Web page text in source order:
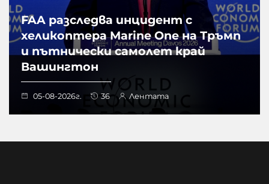
FAA разследва инцидент с
хеликоптера Marine One на Тръмп
и пътнически самолет край
Вашингтон
05-08-2026г. 36 Лентата